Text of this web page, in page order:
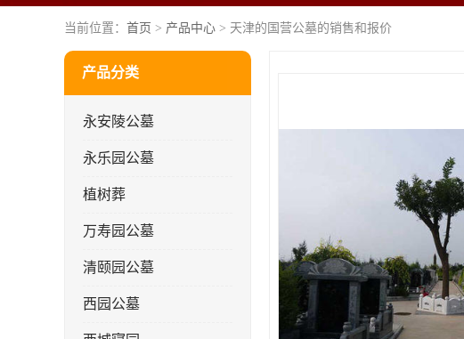
当前位置： 首页 > 产品中心 > 天津的国营公墓的销售和报价
产品分类
永安陵公墓
永乐园公墓
植树葬
万寿园公墓
清颐园公墓
西园公墓